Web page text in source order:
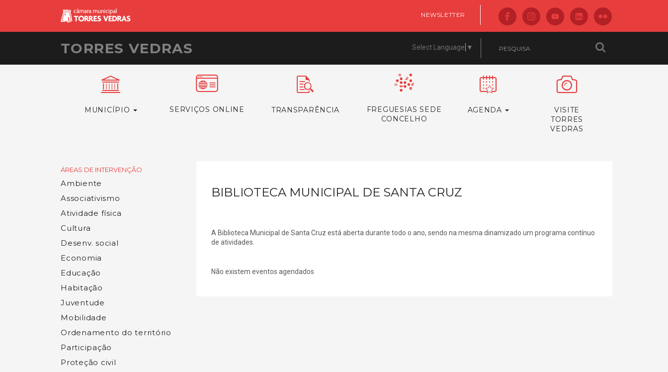
NEWSLETTER
TORRES VEDRAS Select Language ▼
MUNICÍPIO SERVIÇOS ONLINE TRANSPARÊNCIA
FREGUESIAS SEDE
CONCELHO
AGENDA
VISITE
TORRES
VEDRAS
ÁREAS DE INTERVENÇÃO
Ambiente
Associativismo
Atividade física
Cultura
Desenv. social
Economia
Educação
Habitação
Juventude
Mobilidade
Ordenamento do território
Participação
Proteção civil
BIBLIOTECA MUNICIPAL DE SANTA CRUZ
A Biblioteca Municipal de Santa Cruz está aberta durante todo o ano, sendo na mesma dinamizado um programa contínuo
de atividades.
Não existem eventos agendados